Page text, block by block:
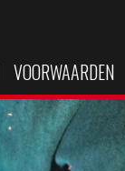
VOORWAARDEN